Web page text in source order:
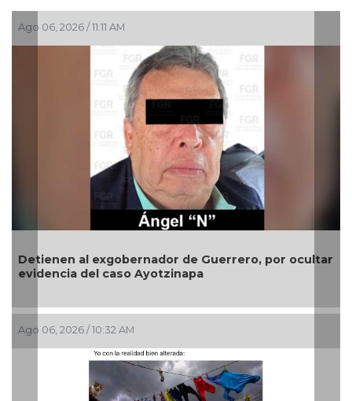
ocultar
Ago 06, 2026 / 9:46 AM
Gobierno de Medellín fortalece la sanidad
con campaña de vacunación contra el
Ago 06, 2026 / 9:39 AM